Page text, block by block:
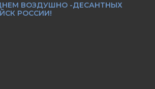
ВОЗДУШНО -ДЕСАНТНЫХ
РОССИИ!